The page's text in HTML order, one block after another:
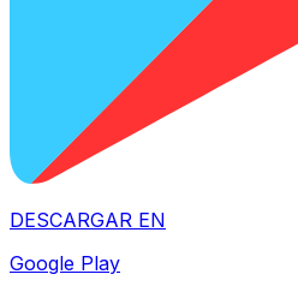
DESCARGAR EN
Google Play